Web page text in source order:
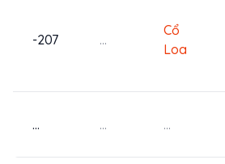
-207 ...
Cổ
Loa
... ... ...